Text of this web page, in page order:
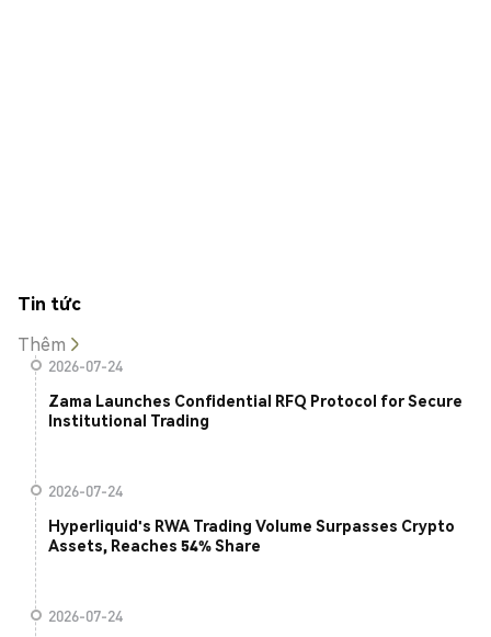
Tin tức
Thêm
2026-07-24
Zama Launches Confidential RFQ Protocol for Secure
Institutional Trading
2026-07-24
Hyperliquid's RWA Trading Volume Surpasses Crypto
Assets, Reaches 54% Share
2026-07-24